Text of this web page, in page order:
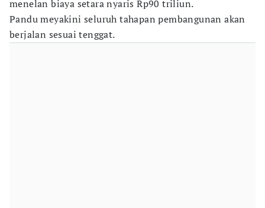
menelan biaya setara nyaris Rp90 triliun.
Pandu meyakini seluruh tahapan pembangunan akan
berjalan sesuai tenggat.